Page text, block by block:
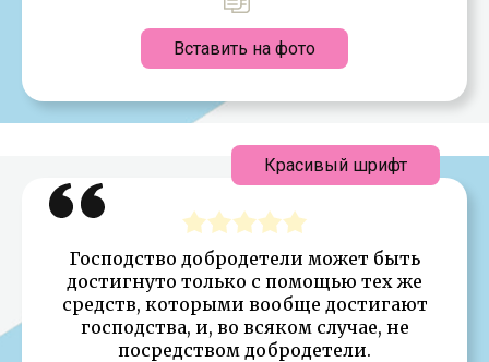
Вставить на фото
Господство добродетели может быть
достигнуто только с помощью тех же
средств, которыми вообще достигают
господства, и, во всяком случае, не
посредством добродетели.
Красивый шрифт